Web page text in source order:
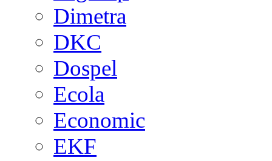
Dimetra
DKC
Dospel
Ecola
Economic
EKF